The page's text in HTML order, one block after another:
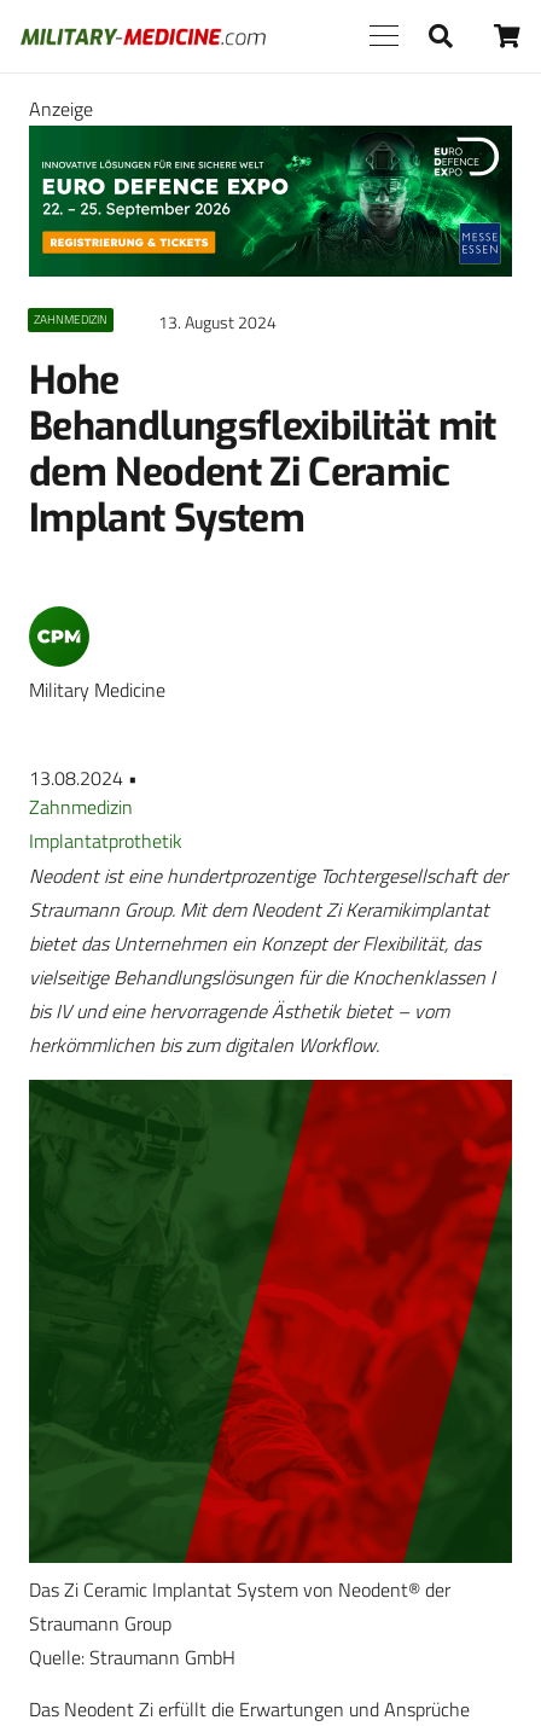
Anzeige
ZAHNMEDIZIN 13. August 2024
Hohe
Behandlungsflexibilität mit
dem Neodent Zi Ceramic
Implant System
Military Medicine
13.08.2024 •
Zahnmedizin
Implantatprothetik
Neodent ist eine hundertprozentige Tochtergesellschaft der
Straumann Group. Mit dem Neodent Zi Keramikimplantat
bietet das Unternehmen ein Konzept der Flexibilität, das
vielseitige Behandlungslösungen für die Knochenklassen I
bis IV und eine hervorragende Ästhetik bietet – vom
herkömmlichen bis zum digitalen Workflow.
Das Zi Ceramic Implantat System von Neodent® der
Straumann Group
Quelle: Straumann GmbH
Das Neodent Zi erfüllt die Erwartungen und Ansprüche